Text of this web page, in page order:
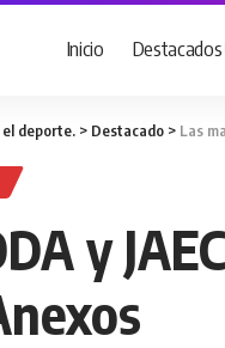
Inicio Destacados
deporte. > Destacado > Las
y